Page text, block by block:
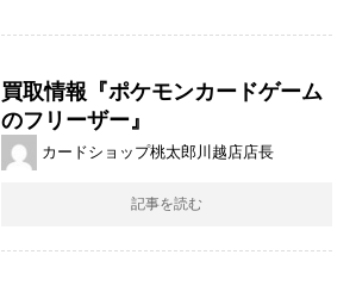
買取情報『ポケモンカードゲーム
のフリーザー』
カードショップ桃太郎川越店店長
記事を読む